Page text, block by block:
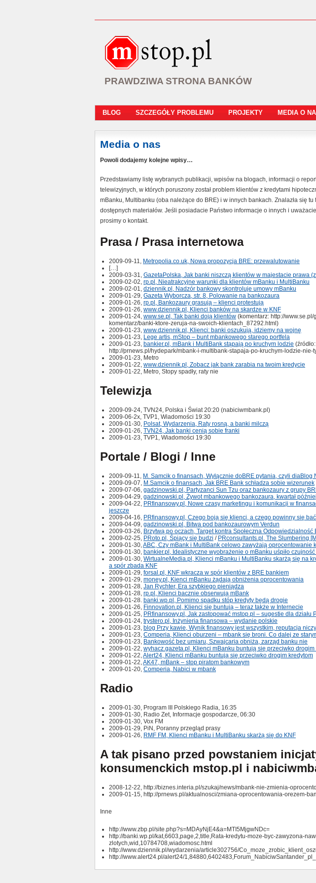
PRAWDZIWA STRONA BANKÓW
BLOG SZCZEGÓŁY PROBLEMU PROJEKTY MEDIA O
Media o nas
Powoli dodajemy kolejne wpisy…
Przedstawiamy listę wybranych publikacji, wpisów na blogach, informacji o
telewizyjnych, w których poruszony został problem klientów z kredytami
mBanku, Multibanku (oba należące do BRE) i w innych bankach. Znalazła się tu
dostępnych materiałów. Jeśli posiadacie Państwo informacje o innych i
prosimy o kontakt.
Prasa / Prasa internetowa
2009-09-11, Metropolia.co.uk, Nowa propozycja BRE: przewalutowanie
[…]
2009-03-31, GazetaPolska, Jak banki niszczą klientów w majestacie prawa
2009-02-02, rp.pl, Nieatrakcyjne warunki dla klientów mBanku i MultiBanku
2009-02-01, dziennik.pl, Nadzór bankowy skontroluje umowy mBanku
2009-01-29, Gazeta Wyborcza, str. 8, Polowanie na bankozaura
2009-01-26, rp.pl, Bankozaury grasują – klienci protestują
2009-01-26, www.dziennik.pl, Klienci banków na skardze w KNF
2009-01-24, www.se.pl, Tak banki doją klientów (komentarz: http://
komentarz/banki-ktore-zeruja-na-swoich-klientach_87292.html)
2009-01-23, www.dziennik.pl, Klienci: banki oszukują, idziemy na wojnę
2009-01-23, Lege artis, mStop – bunt mbankowego starego portfela
2009-01-23, bankier.pl, mBank i MultiBank stąpają po kruchym lodzie (źródło:
http://prnews.pl/hydepark/mbank-i-multibank-stapaja-po-kruchym-lodzie-nie-
2009-01-23, Metro
2009-01-22, www.dziennik.pl, Zobacz jak bank zarabia na twoim kredycie
2009-01-22, Metro, Stopy spadły, raty nie
Telewizja
2009-09-24, TVN24, Polska i Świat 20:20 (nabiciwmbank.pl)
2009-06-2x, TVP1, Wiadomości 19:30
2009-01-30, Polsat, Wydarzenia, Raty rosną, a banki milczą
2009-01-26, TVN24, Jak banki cenią sobie franki
2009-01-23, TVP1, Wiadomości 19:30
Portale / Blogi / Inne
2009-09-11, M. Samcik o finansach, Wyłącznie doBRE pytania, czyli diaBlog
2009-09-07, M.Samcik o finansach, Jak BRE Bank schładza sobie wizerunek
2009-07-06, gadzinowski.pl, Partyzanci Sun Tzu oraz bankozaury z grupy
2009-04-29, gadzinowski.pl, Żywot mbankowego bankozaura, kwartał później
2009-04-22, PRfinansowy.pl, Nowe czasy marketingu i komunikacji w
jeszcze
2009-04-16, PRfinansowy.pl, Czego boją się klienci, a czego powinny się
2009-04-09, gadzinowski.pl, Bitwa pod bankozaurowym Verdun
2009-03-26, Brzytwą po oczach, Target kontra Społeczna Odpowiedzialność
2009-02-25, PRoto.pl, Śpiący się budzi / PRconsultants.pl, The Slumbering
2009-01-30,ABC, Czy mBank i MultiBank celowo zawyżają oprocentowanie
2009-01-30, bankier.pl, Idealistyczne wyobrażenie o mBanku uśpiło
2009-01-30, WirtualneMedia.pl, Klienci mBanku i MultiBanku skarżą się na
a spór zbada KNF
2009-01-29, forsal.pl, KNF wkracza w spór klientów z BRE bankiem
2009-01-29, money.pl, Kienci mBanku żądają obniżenia oprocentowania
2009-01-28, Jan Rychter, Era szybkiego pieniądza
2009-01-28, rp.pl, Klienci bacznie obserwują mBank
2009-01-28. banki.wp.pl, Pomimo spadku stóp kredyty będą drogie
2009-01-26, Finnovation.pl, Klienci się buntują – teraz także w Internecie
2009-01-25, PRfinansowy.pl, Jak zastopować mstop.pl – sugestie dla działu
2009-01-24, trystero.pl, Inżynieria finansowa – wydanie polskie
2009-01-23, blog Przy kawie, Wynik finansowy jest wszystkim, reputacja
2009-01-23, Comperia, Klienci oburzeni – mbank się broni. Co dalej ze
2009-01-23, Bankowość bez umiaru, Szwajcaria obniża, zarząd banku nie
2009-01-22, wyhacz.gazeta.pl, Klienci mBanku buntują się przeciwko drogim
2009-01-22,Alert24, Klienci mBanku buntują się przeciwko drogim kredytom
2009-01-22,AK47, mBank – stop piratom bankowym
2009-01-20, Comperia, Nabici w mbank
Radio
2009-01-30, Program III Polskiego Radia, 16:35
2009-01-30, Radio Zet, Informacje gospodarcze, 06:30
2009-01-30, Vox FM
2009-01-29, PiN, Poranny przegląd prasy
2009-01-26, RMF FM, Klienci mBanku i MultiBanku skarżą się do KNF
A tak pisano przed powstaniem
konsumenckich mstop.pl i
2008-12-22, http://biznes.interia.pl/szukaj/news/mbank-nie-zmienia-
2009-01-15, http://prnews.pl/aktualnosci/zmiana-oprocentowania-orezem-
Inne
http://www.zbp.pl/site.php?s=MDAyNjE4&a=MTI5MjgwNDc=
http://banki.wp.pl/kat,6603,page,2,title,Rata-kredytu-moze-byc-zawyzona-
zlotych,wid,10784708,wiadomosc.html
http://www.dziennik.pl/wydarzenia/article302756/
http://www.alert24.pl/alert24/